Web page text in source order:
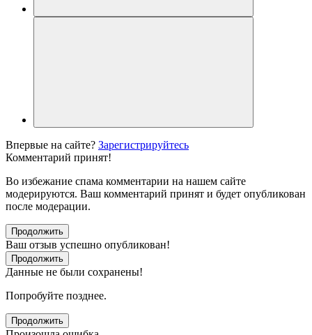
Впервые на сайте? Зарегистрируйтесь
Комментарий принят!
Во избежание спама комментарии на нашем сайте
модерируются. Ваш комментарий принят и будет опубликован
после модерации.
Продолжить
Ваш отзыв успешно опубликован!
Продолжить
Данные не были сохранены!
Попробуйте позднее.
Продолжить